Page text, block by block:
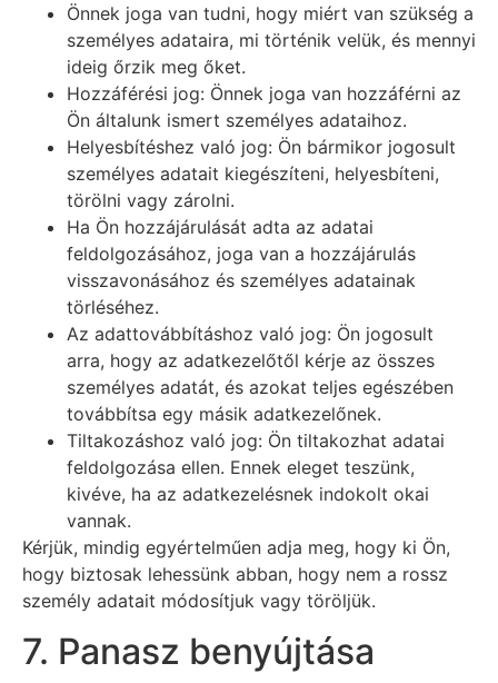
Önnek joga van tudni, hogy miért van szükség a
személyes adataira, mi történik velük, és mennyi
ideig őrzik meg őket.
Hozzáférési jog: Önnek joga van hozzáférni az
Ön általunk ismert személyes adataihoz.
Helyesbítéshez való jog: Ön bármikor jogosult
személyes adatait kiegészíteni, helyesbíteni,
törölni vagy zárolni.
Ha Ön hozzájárulását adta az adatai
feldolgozásához, joga van a hozzájárulás
visszavonásához és személyes adatainak
törléséhez.
Az adattovábbításhoz való jog: Ön jogosult
arra, hogy az adatkezelőtől kérje az összes
személyes adatát, és azokat teljes egészében
továbbítsa egy másik adatkezelőnek.
Tiltakozáshoz való jog: Ön tiltakozhat adatai
feldolgozása ellen. Ennek eleget teszünk,
kivéve, ha az adatkezelésnek indokolt okai
vannak.
Kérjük, mindig egyértelműen adja meg, hogy ki Ön,
hogy biztosak lehessünk abban, hogy nem a rossz
személy adatait módosítjuk vagy töröljük.
7. Panasz benyújtása